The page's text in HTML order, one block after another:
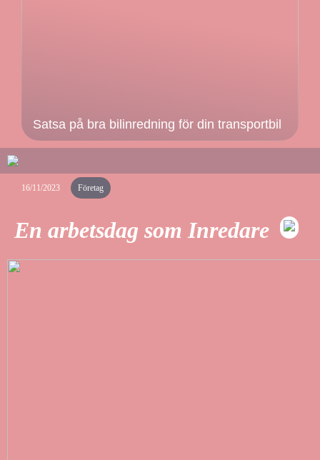
Satsa på bra bilinredning för din transportbil
16/11/2023 Företag
En arbetsdag som Inredare